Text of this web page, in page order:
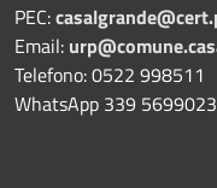
PEC:
Email:
Telefono: 0522 998511
WhatsApp 339 5699023